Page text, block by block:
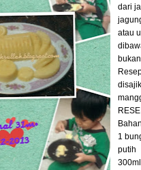
dari
atau
1
putih